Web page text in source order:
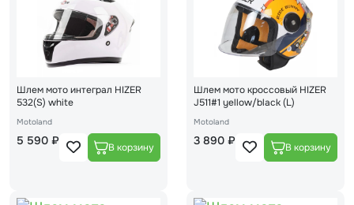
Шлем мото интеграл HIZER
532(S) white
Motoland
5 590 ₽
Шлем мото кроссовый HIZER
J511#1 yellow/black (L)
Motoland
3 890 ₽